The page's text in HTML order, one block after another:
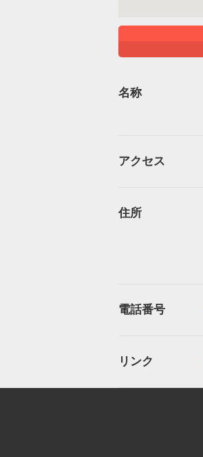
名称
アクセス
住所
電話番号
リンク